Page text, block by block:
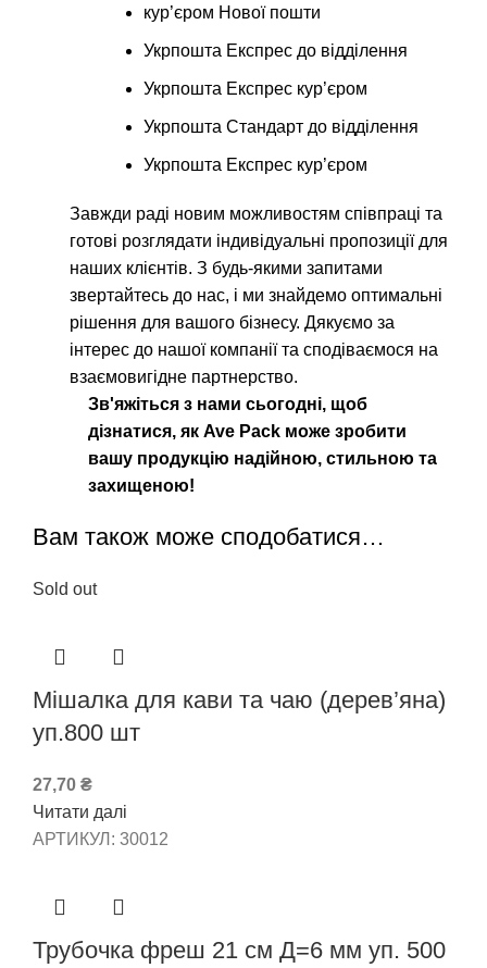
кур’єром Нової пошти
Укрпошта Експрес до відділення
Укрпошта Експрес кур’єром
Укрпошта Стандарт до відділення
Укрпошта Експрес кур’єром
Завжди раді новим можливостям співпраці та
готові розглядати індивідуальні пропозиції для
наших клієнтів. З будь-якими запитами
звертайтесь до нас, і ми знайдемо оптимальні
рішення для вашого бізнесу. Дякуємо за
інтерес до нашої компанії та сподіваємося на
взаємовигідне партнерство.
Зв'яжіться з нами сьогодні, щоб
дізнатися, як Ave Pack може зробити
вашу продукцію надійною, стильною та
захищеною!
Вам також може сподобатися…
Sold out
Мішалка для кави та чаю (дерев’яна)
уп.800 шт
27,70 ₴
Читати далі
АРТИКУЛ: 30012
Трубочка фреш 21 см Д=6 мм уп. 500